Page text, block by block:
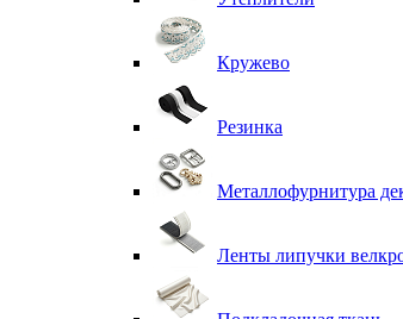
Кружево
Резинка
Металлофурнитура
Ленты липучки